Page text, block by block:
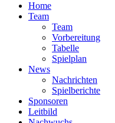
Home
Team
Team
Vorbereitung
Tabelle
Spielplan
News
Nachrichten
Spielberichte
Sponsoren
Leitbild